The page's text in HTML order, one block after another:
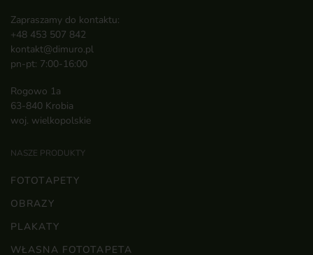
Zapraszamy do kontaktu:
+48 453 507 842
kontakt@dimuro.pl
pn-pt: 7:00-16:00
Rogowo 1a
63-840 Krobia
woj. wielkopolskie
NASZE PRODUKTY
FOTOTAPETY
OBRAZY
PLAKATY
WŁASNA FOTOTAPETA